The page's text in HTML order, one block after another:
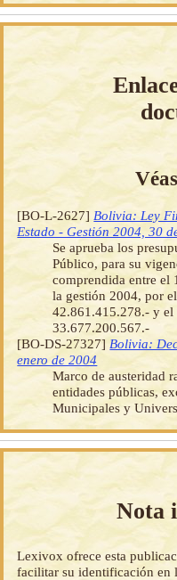
[BO-L-2627] Bolivia: Ley
Estado - Gestión 2004, 30
Se aprueba los
Público, para su
comprendida entre el
la gestión 2004, por
42.861.415.278.- y
33.677.200.567.-
[BO-DS-27327] Bolivia:
enero de 2004
Marco de austeridad
entidades públicas,
Municipales y
Nota
Lexivox ofrece esta
facilitar su identificación en